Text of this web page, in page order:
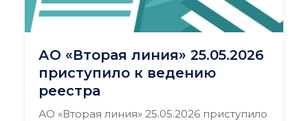
АО «Вторая линия» 25.05.2026
приступило к ведению
реестра
АО «Вторая линия» 25.05.2026 приступило